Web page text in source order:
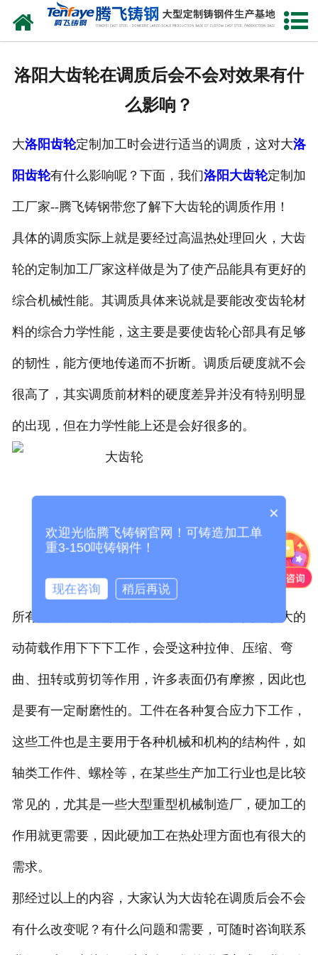
网站首页
生产能力
联系我们
洛阳大齿轮在调质后会不会对效果有什
么影响？
大洛阳齿轮定制加工时会进行适当的调质，这对大洛
阳齿轮有什么影响呢？下面，我们洛阳大齿轮定制加
工厂家--腾飞铸钢带您了解下大齿轮的调质作用！
具体的调质实际上就是要经过高温热处理回火，大齿
轮的定制加工厂家这样做是为了使产品能具有更好的
综合机械性能。其调质具体来说就是要能改变齿轮材
料的综合力学性能，这主要是要使齿轮心部具有足够
的韧性，能方便地传递而不折断。调质后硬度就不会
很高了，其实调质前材料的硬度差异并没有特别明显
的出现，但在力学性能上还是会好很多的。
所有的调质功能都有什么？调质部件大多是在较大的
动荷载作用下下下工作，会受这种拉伸、压缩、弯
曲、扭转或剪切等作用，许多表面仍有摩擦，因此也
是要有一定耐磨性的。工件在各种复合应力下工作，
这些工件也是主要用于各种机械和机构的结构件，如
轴类工作件、螺栓等，在某些生产加工行业也是比较
常见的，尤其是一些大型重型机械制造厂，硬加工的
作用就更需要，因此硬加工在热处理方面也有很大的
需求。
那经过以上的内容，大家认为大齿轮在调质后会不会
有什么改变呢？有什么问题和需要，可随时咨询联系
×
欢迎光临腾飞铸钢官网！可铸造加工单
重3-150吨铸钢件！
现在咨询 稍后再说